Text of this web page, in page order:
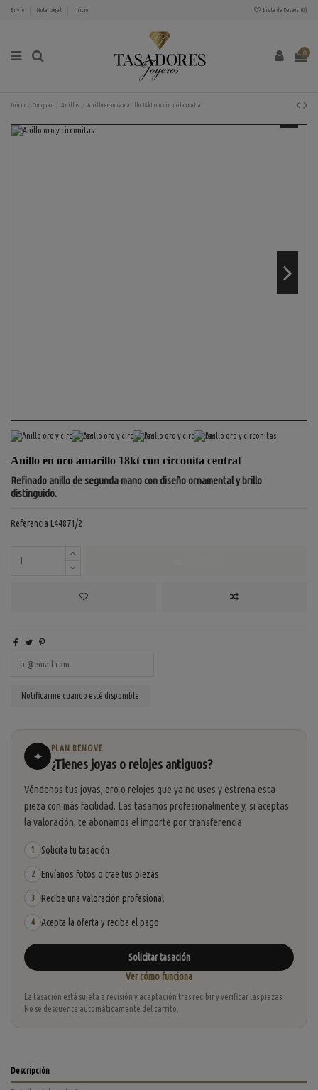
Envío Nota Legal Inicio Lista de Deseos (0)
0
Inicio Comprar Anillos Anillo en oro amarillo 18kt con circonita central
Anillo en oro amarillo 18kt con circonita central
Refinado anillo de segunda mano con diseño ornamental y brillo
distinguido.
Referencia L44871/2
✦
PLAN RENOVE
¿Tienes joyas o relojes antiguos?
Véndenos tus joyas, oro o relojes que ya no uses y estrena esta
pieza con más facilidad. Las tasamos profesionalmente y, si aceptas
la valoración, te abonamos el importe por transferencia.
1 Solicita tu tasación
2 Envíanos fotos o trae tus piezas
3 Recibe una valoración profesional
4 Acepta la oferta y recibe el pago
Solicitar tasación
Ver cómo funciona
La tasación está sujeta a revisión y aceptación tras recibir y verificar las piezas.
No se descuenta automáticamente del carrito.
Descripción